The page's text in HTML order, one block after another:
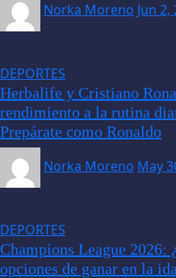
Norka Moreno Jun 2,
DEPORTES
Herbalife y Cristiano
rendimiento a la rutina
Prepárate como Ronaldo
Norka Moreno May
DEPORTES
Champions League 2026:
opciones de ganar en la